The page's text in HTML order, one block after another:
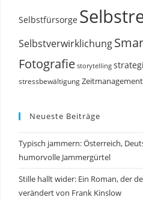
Selbstfürsorge
Selbstverwirklichung
Fotografie storytelling
stressbewältigung Zeitmanagement
Neueste Beiträge
Typisch jammern: Österreich,
humorvolle Jammergürtel
Stille hallt wider: Ein Roman, der
verändert von Frank Kinslow